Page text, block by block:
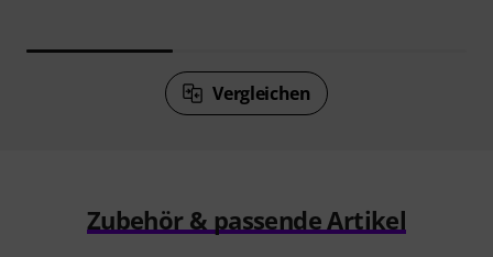
Vergleichen
Zubehör & passende Artikel